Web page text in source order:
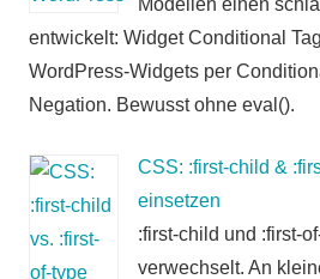
entwickelt: Widget Conditional
WordPress-Widgets per
Negation. Bewusst ohne eval().
CSS: :first-child &
einsetzen
:first-child und :first-
verwechselt. An